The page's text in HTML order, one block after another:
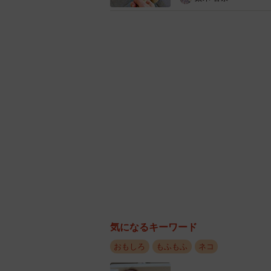
気になるキーワード
おもしろ もふもふ ネコ